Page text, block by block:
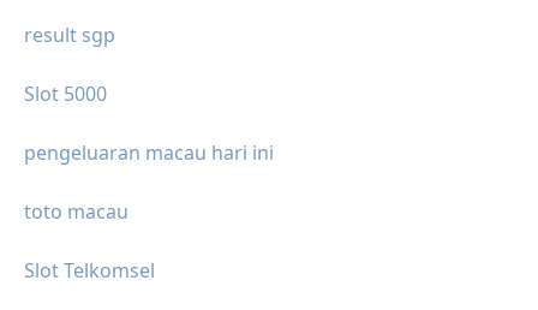
result sgp
Slot 5000
pengeluaran macau hari ini
toto macau
Slot Telkomsel